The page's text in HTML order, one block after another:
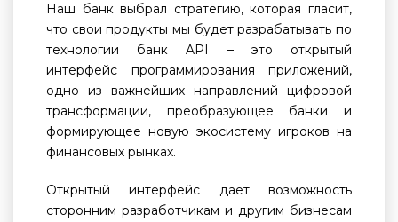
Наш банк выбрал стратегию, которая гласит,
что свои продукты мы будет разрабатывать по
технологии банк API – это открытый
интерфейс программирования приложений,
одно из важнейших направлений цифровой
трансформации, преобразующее банки и
формирующее новую экосистему игроков на
финансовых рынках.
Открытый интерфейс дает возможность
сторонним разработчикам и другим бизнесам